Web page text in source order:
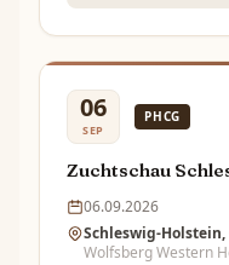
06
SEP
PHCG
Zuchtschau
06.09.2026
Schleswig-
Wolfsberg Western